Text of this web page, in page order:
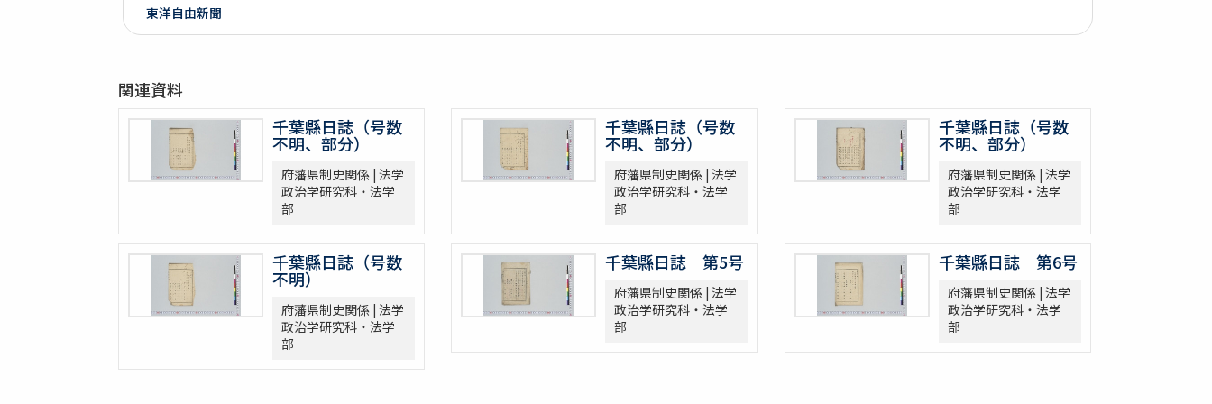
東洋自由新聞
関連資料
千葉縣日誌（号数
不明、部分）
府藩県制史関係 | 法学
政治学研究科・法学
部
千葉縣日誌（号数
不明、部分）
府藩県制史関係 | 法学
政治学研究科・法学
部
千葉縣日誌（号数
不明、部分）
府藩県制史関係 | 法学
政治学研究科・法学
部
千葉縣日誌（号数
不明）
府藩県制史関係 | 法学
政治学研究科・法学
部
千葉縣日誌 第5号
府藩県制史関係 | 法学
政治学研究科・法学
部
千葉縣日誌 第6号
府藩県制史関係 | 法学
政治学研究科・法学
部